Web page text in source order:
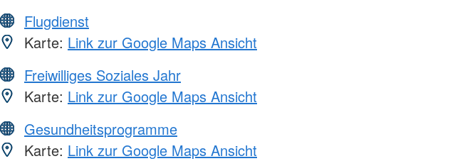
Flugdienst
Karte: Link zur Google Maps Ansicht
Freiwilliges Soziales Jahr
Karte: Link zur Google Maps Ansicht
Gesundheitsprogramme
Karte: Link zur Google Maps Ansicht